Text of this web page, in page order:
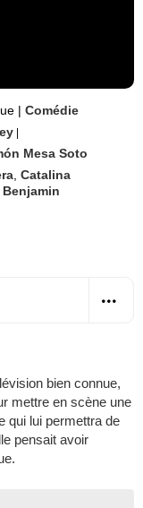
| Comédie
|
Mesa Soto
,Catalina
bien connue,
mettre en scène une
qui lui permettra de
pensait avoir